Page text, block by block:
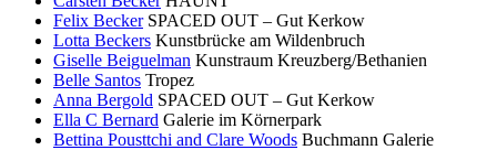
Felix Becker SPACED OUT – Gut Kerkow
Lotta Beckers Kunstbrücke am Wildenbruch
Giselle Beiguelman Kunstraum Kreuzberg/Bethanien
Belle Santos Tropez
Anna Bergold SPACED OUT – Gut Kerkow
Ella C Bernard Galerie im Körnerpark
Bettina Pousttchi and Clare Woods Buchmann Galerie